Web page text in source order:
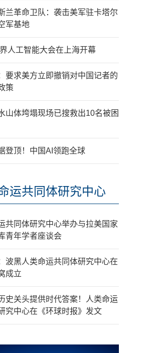
兰革命卫队：袭击美军驻卡塔尔
军基地
人工智能大会在上海开幕
要求美方立即撤销对中国记者的
策
山体垮塌现场已搜救出10名被困
登顶！中国AI领跑全球
运共同体研究中心
共同体研究中心举办与拉美国家
青年学者座谈会
波黑人类命运共同体研究中心在
成立
史关头提供时代答案！人类命运
究中心在《环球时报》发文